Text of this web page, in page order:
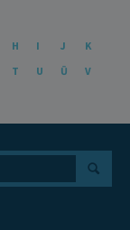
H I J
K
T U Ū
V